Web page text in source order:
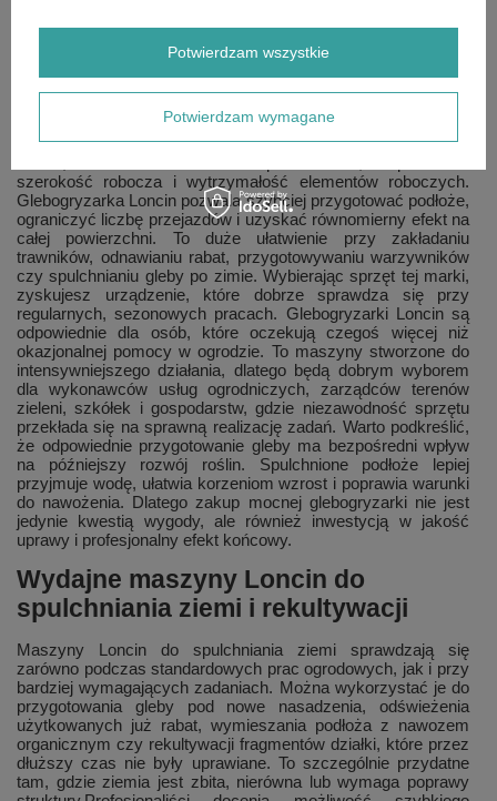
podłączenia do sieci sprawia, że można używać ich na
działkach, w sadach, ogrodach oddalonych od zabudowań
tam, gdzie lżejszy sprzęt elektryczny nie byłby wystarczający.
W profesjonalnym użytkowaniu ważna jest nie tylko moc
szerokość robocza i wytrzymałość elementów roboczych.
Glebogryzarka Loncin pozwala szybciej przygotować podłoże,
ograniczyć liczbę przejazdów i uzyskać równomierny efekt na
całej powierzchni. To duże ułatwienie przy zakładaniu
trawników, odnawianiu rabat, przygotowywaniu warzywników
czy spulchnianiu gleby po zimie. Wybierając sprzęt tej marki,
zyskujesz urządzenie, które dobrze sprawdza się przy
regularnych, sezonowych pracach. Glebogryzarki Loncin są
odpowiednie dla osób, które oczekują czegoś więcej niż
okazjonalnej pomocy w ogrodzie. To maszyny stworzone do
intensywniejszego działania, dlatego będą dobrym wyborem
dla wykonawców usług ogrodniczych, zarządców terenów
zieleni, szkółek i gospodarstw, gdzie niezawodność sprzętu
przekłada się na sprawną realizację zadań. Warto podkreślić,
że odpowiednie przygotowanie gleby ma bezpośredni wpływ
na późniejszy rozwój roślin. Spulchnione podłoże lepiej
przyjmuje wodę, ułatwia korzeniom wzrost i poprawia warunki
do nawożenia. Dlatego zakup mocnej glebogryzarki nie jest
jedynie kwestią wygody, ale również inwestycją w jakość
uprawy i profesjonalny efekt końcowy.
Wydajne maszyny Loncin do
spulchniania ziemi i rekultywacji
Maszyny Loncin do spulchniania ziemi sprawdzają się
zarówno podczas standardowych prac ogrodowych, jak i przy
bardziej wymagających zadaniach. Można wykorzystać je do
przygotowania gleby pod nowe nasadzenia, odświeżenia
użytkowanych już rabat, wymieszania podłoża z nawozem
organicznym czy rekultywacji fragmentów działki, które przez
dłuższy czas nie były uprawiane. To szczególnie przydatne
tam, gdzie ziemia jest zbita, nierówna lub wymaga poprawy
Potwierdzam wymagane
Potwierdzam wszystkie